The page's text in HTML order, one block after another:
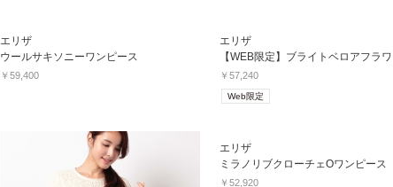
エリザ
ウールサキソニーワンピース
￥59,400
エリザ
￥57,240
Web限定
エリザ
ミラノリブクローチェOワンピース
￥52,920